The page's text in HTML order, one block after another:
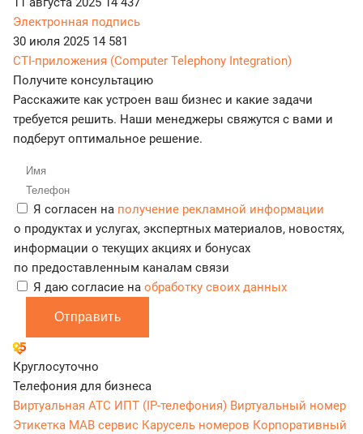
Электронная подпись
30 июля 2025 14 581
CTI-приложения (Computer Telephony Integration)
Получите консультацию
Расскажите как устроен ваш бизнес и какие задачи
требуется решить. Наши менеджеры свяжутся с вами и
подберут оптимальное решение.
Я согласен на получение рекламной информации
о продуктах и услугах, экспертных материалов, новостях,
информации о текущих акциях и бонусах
по предоставленным каналам связи
Я даю согласие на обработку своих данных
Отправить
Круглосуточно
Телефония для бизнеса
Виртуальная АТС ИПТ (IP-телефония) Виртуальный номер
Этикетка МАВ сервис Карусель номеров Корпоративный